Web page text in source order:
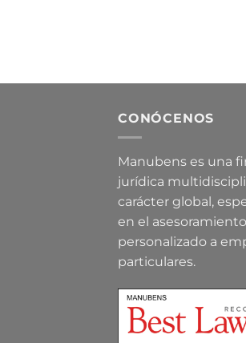
CONÓCENOS
Manubens es una
jurídica
carácter global,
en el
personalizado a
particulares.